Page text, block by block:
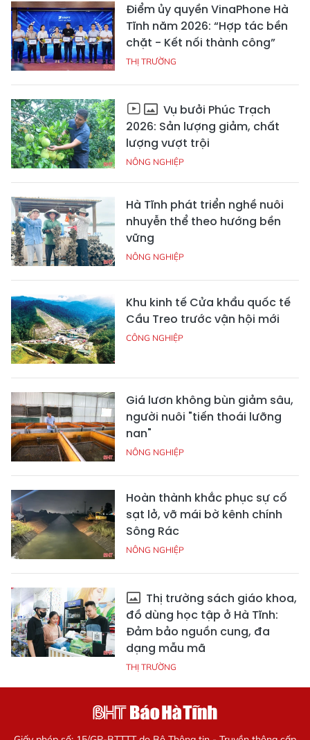
Điểm ủy quyền VinaPhone Hà
Tĩnh năm 2026: “Hợp tác bền
chặt - Kết nối thành công”
THỊ TRƯỜNG
Vụ bưởi Phúc Trạch
2026: Sản lượng giảm, chất
lượng vượt trội
NÔNG NGHIỆP
Hà Tĩnh phát triển nghề nuôi
nhuyễn thể theo hướng bền
vững
NÔNG NGHIỆP
Khu kinh tế Cửa khẩu quốc tế
Cầu Treo trước vận hội mới
CÔNG NGHIỆP
Giá lươn không bùn giảm sâu,
người nuôi "tiến thoái lưỡng
nan"
NÔNG NGHIỆP
Hoàn thành khắc phục sự cố
sạt lở, vỡ mái bờ kênh chính
Sông Rác
NÔNG NGHIỆP
Thị trường sách giáo khoa,
đồ dùng học tập ở Hà Tĩnh:
Đảm bảo nguồn cung, đa
dạng mẫu mã
THỊ TRƯỜNG